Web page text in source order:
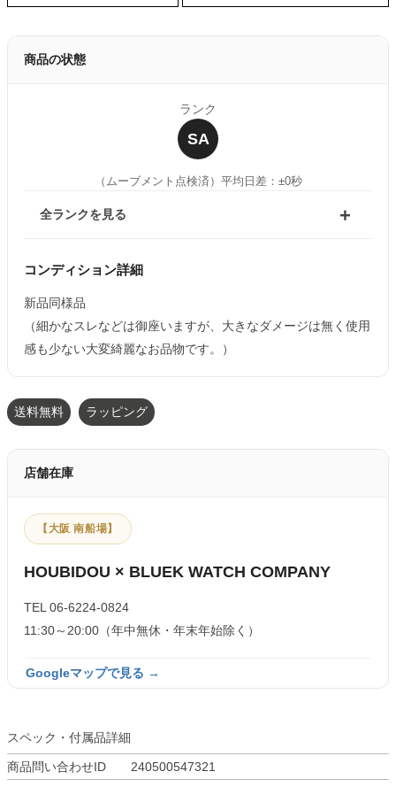
商品の状態
ランク
SA
（ムーブメント点検済） 平均日差：±0秒
全ランクを見る
コンディション詳細
新品同様品
（細かなスレなどは御座いますが、大きなダメージは無く使用
感も少ない大変綺麗なお品物です。）
送料無料 ラッピング
店舗在庫
【大阪 南船場】
HOUBIDOU × BLUEK WATCH COMPANY
TEL 06-6224-0824
11:30～20:00（年中無休・年末年始除く）
Googleマップで見る →
スペック・付属品詳細
商品問い合わせID
240500547321